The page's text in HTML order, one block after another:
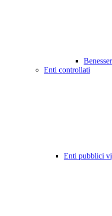
Enti controllati
Enti pubblici